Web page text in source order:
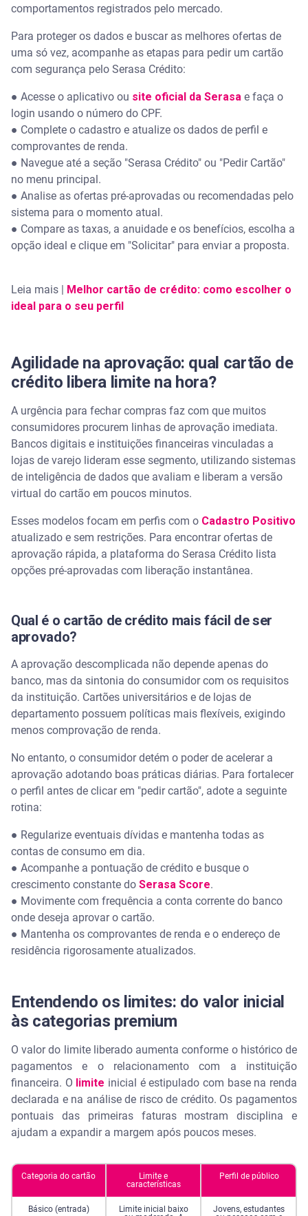
Qual é o cartão de crédito mais fácil de ser
aprovado?
Qual é o cartão de crédito que vem com limite de R$
1000?
Como solicitar um cartão de crédito pelo CPF?
Qual cartão libera limite na hora?
comportamentos registrados pelo mercado.
Para proteger os dados e buscar as melhores ofertas de
uma só vez, acompanhe as etapas para pedir um cartão
com segurança pelo Serasa Crédito:
● Acesse o aplicativo ou site oficial da Serasa e faça o
login usando o número do CPF.
● Complete o cadastro e atualize os dados de perfil e
comprovantes de renda.
● Navegue até a seção "Serasa Crédito" ou "Pedir Cartão"
no menu principal.
● Analise as ofertas pré-aprovadas ou recomendadas pelo
sistema para o momento atual.
● Compare as taxas, a anuidade e os benefícios, escolha a
opção ideal e clique em "Solicitar" para enviar a proposta.
Leia mais |
Melhor cartão de crédito: como escolher o
ideal para o seu perfil
Agilidade na aprovação: qual cartão de
crédito libera limite na hora?
A urgência para fechar compras faz com que muitos
consumidores procurem linhas de aprovação imediata.
Bancos digitais e instituições financeiras vinculadas a
lojas de varejo lideram esse segmento, utilizando sistemas
de inteligência de dados que avaliam e liberam a versão
virtual do cartão em poucos minutos.
Esses modelos focam em perfis com o Cadastro Positivo
atualizado e sem restrições. Para encontrar ofertas de
aprovação rápida, a plataforma do Serasa Crédito lista
opções pré-aprovadas com liberação instantânea.
Qual é o cartão de crédito mais fácil de ser
aprovado?
A aprovação descomplicada não depende apenas do
banco, mas da sintonia do consumidor com os requisitos
da instituição. Cartões universitários e de lojas de
departamento possuem políticas mais flexíveis, exigindo
menos comprovação de renda.
No entanto, o consumidor detém o poder de acelerar a
aprovação adotando boas práticas diárias. Para fortalecer
o perfil antes de clicar em "pedir cartão", adote a seguinte
rotina:
● Regularize eventuais dívidas e mantenha todas as
contas de consumo em dia.
● Acompanhe a pontuação de crédito e busque o
crescimento constante do Serasa Score.
● Movimente com frequência a conta corrente do banco
onde deseja aprovar o cartão.
● Mantenha os comprovantes de renda e o endereço de
residência rigorosamente atualizados.
Entendendo os limites: do valor inicial
às categorias premium
O valor do limite liberado aumenta conforme o histórico de
pagamentos e o relacionamento com a instituição
financeira. O limite inicial é estipulado com base na renda
declarada e na análise de risco de crédito. Os pagamentos
pontuais das primeiras faturas mostram disciplina e
ajudam a expandir a margem após poucos meses.
Categoria do cartão
Limite e
características
Perfil de público
Básico (entrada)
Limite inicial baixo
Jovens, estudantes